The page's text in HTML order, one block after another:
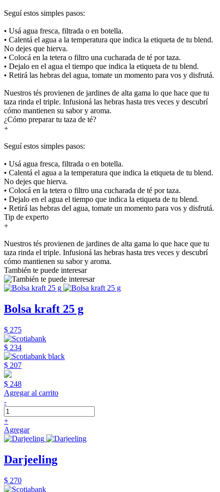
Seguí estos simples pasos:
• Usá agua fresca, filtrada o en botella.
• Calentá el agua a la temperatura que indica la etiqueta de tu blend.
No dejes que hierva.
• Colocá en la tetera o filtro una cucharada de té por taza.
• Dejalo en el agua el tiempo que indica la etiqueta de tu blend.
• Retirá las hebras del agua, tomate un momento para vos y disfrutá.
Nuestros tés provienen de jardines de alta gama lo que hace que tu
taza rinda el triple. Infusioná las hebras hasta tres veces y descubrí
cómo mantienen su sabor y aroma.
¿Cómo preparar tu taza de té?
+
Seguí estos simples pasos:
• Usá agua fresca, filtrada o en botella.
• Calentá el agua a la temperatura que indica la etiqueta de tu blend.
No dejes que hierva.
• Colocá en la tetera o filtro una cucharada de té por taza.
• Dejalo en el agua el tiempo que indica la etiqueta de tu blend.
• Retirá las hebras del agua, tomate un momento para vos y disfrutá.
Tip de experto
+
Nuestros tés provienen de jardines de alta gama lo que hace que tu
taza rinda el triple. Infusioná las hebras hasta tres veces y descubrí
cómo mantienen su sabor y aroma.
También te puede interesar
Bolsa kraft 25 g
$ 275
$ 234
$ 207
$ 248
Agregar al carrito
-
+
Agregar
Darjeeling
$ 270